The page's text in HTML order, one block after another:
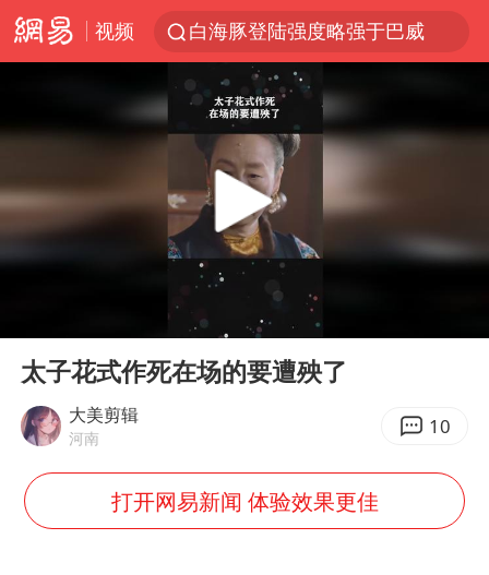
视频
白海豚登陆强度略强于巴威
《披荆斩棘2026》阵容官宣
杭州机场已取消航班388架次
美将每月供乌爱国者拦截导弹
白海豚北上或致京津冀暴雨
《龙餐馆》 冲奖
国足U17与阿森纳决赛取消 并列冠军
Play
太子花式作死在场的要遭殃了
大美剪辑
河南 10
打开网易新闻 体验效果更佳